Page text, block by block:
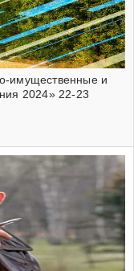
имущественные и
2024» 22-23